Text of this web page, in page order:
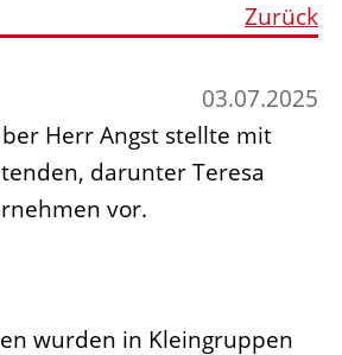
Zurück
03.07.2025
Herr Angst stellte mit
darunter Teresa
vor.
wurden in Kleingruppen